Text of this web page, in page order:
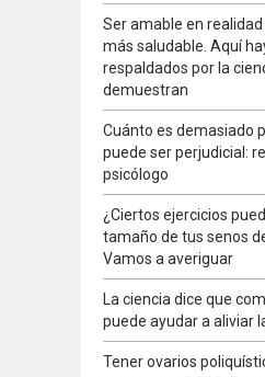
Ser amable en
más saludable. Aquí
respaldados por la
demuestran
Cuánto es demasiado
puede ser perjudicial:
psicólogo
¿Ciertos ejercicios
tamaño de tus senos
Vamos a averiguar
La ciencia dice que
puede ayudar a aliviar
Tener ovarios